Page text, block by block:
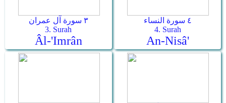
٣ سورة آل عمران
3. Surah
Âl-'Imrân
٤ سورة النساء
4. Surah
An-Nisâ'